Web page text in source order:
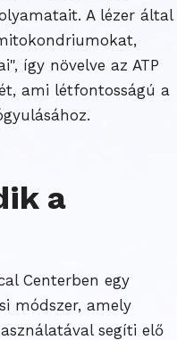
A lézer által
így növelve az ATP
ami létfontosságú a
a
Centerben egy
módszer, amely
segíti elő